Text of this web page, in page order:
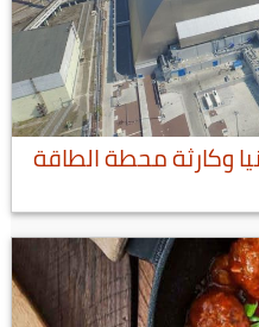
وكارثة محطة الطاقة